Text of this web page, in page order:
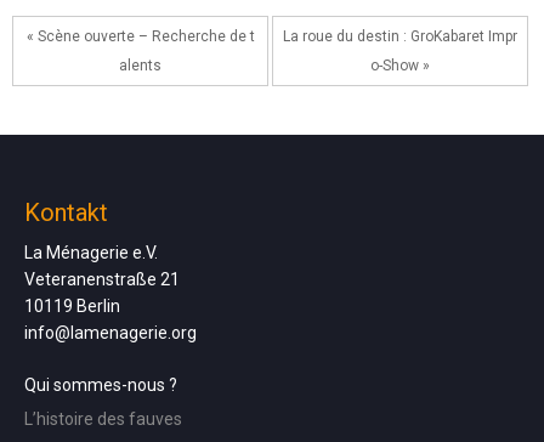
« Scène ouverte – Recherche de t
alents
La roue du destin : GroKabaret Impr
o-Show »
Kontakt
La Ménagerie e.V.
Veteranenstraße 21
10119 Berlin
info@lamenagerie.org
Qui sommes-nous ?
L’histoire des fauves